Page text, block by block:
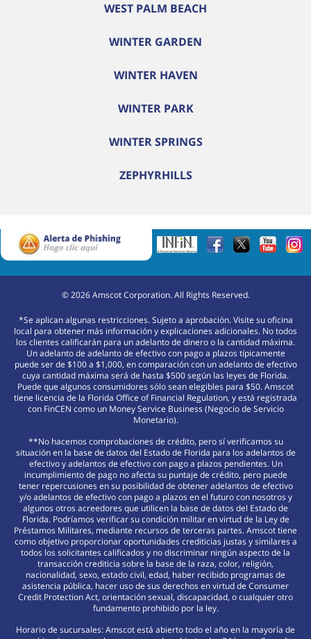
WEST PALM BEACH
WINTER GARDEN
WINTER HAVEN
WINTER PARK
WINTER SPRINGS
ZEPHYRHILLS
©2026Amscot Corporation. All Rights Reserved.
*Se aplican algunas restricciones. Sujeto a aprobación. Visite su oficina
local para obtener más información y explicaciones adicionales. No todos
los clientes calificarán para un adelanto de dinero o la cantidad máxima.
Un adelanto de adelanto de efectivo con pago a plazos típicamente
puede ser de $100 a $1,000, en comparación con un adelanto de efectivo
cuya cantidad máxima será de hasta $500 según las leyes de Florida.
Puede que algunos consumidores sólo sean elegibles para $50. Amscot
tiene licencia de la Florida Office of Financial Regulation, y está registrada
con FinCEN como un Money Service Business (Negocio de Servicio
Monetario).
**No hacemos comprobaciones de crédito, pero sí verificamos su
situación en la base de datos del Estado de Florida para los adelantos de
efectivo y adelantos de efectivo con pago a plazos pendientes. Un
incumplimiento de pago no afecta su puntaje de crédito, pero puede
tener repercusiones en su posibilidad de obtener adelantos de efectivo
y/o adelantos de efectivo con pago a plazos en el futuro con nosotros y
algunos otros acreedores que utilicen la base de datos del Estado de
Florida. Podríamos verificar su condición militar en virtud de la Ley de
Préstamos Militares, mediante recursos de terceras partes. Amscot tiene
como objetivo proporcionar oportunidades crediticias justas y similares a
todos los solicitantes calificados y no discriminar ningún aspecto de la
transacción crediticia sobre la base de la raza, color, religión,
nacionalidad, sexo, estado civil, edad, haber recibido programas de
asistencia pública, hacer uso de sus derechos en virtud de Consumer
Credit Protection Act, orientación sexual, discapacidad, o cualquier otro
fundamento prohibido por la ley.
Horario de sucursales: Amscot está abierto todo el año en la mayoría de